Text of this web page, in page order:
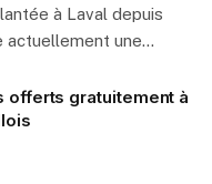
à Laval depuis
actuellement une…
offerts gratuitement à